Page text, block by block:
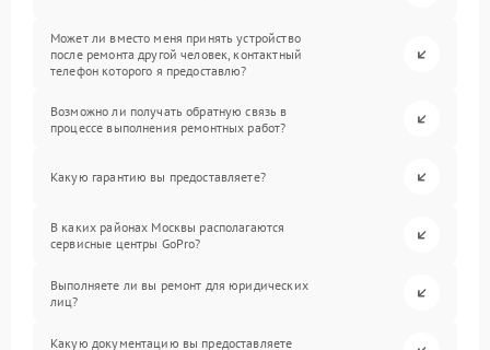
Может ли вместо меня принять устройство
после ремонта другой человек, контактный
телефон которого я предоставлю?
Возможно ли получать обратную связь в
процессе выполнения ремонтных работ?
Какую гарантию вы предоставляете?
В каких районах Москвы располагаются
сервисные центры GoPro?
Выполняете ли вы ремонт для юридических
лиц?
Какую документацию вы предоставляете